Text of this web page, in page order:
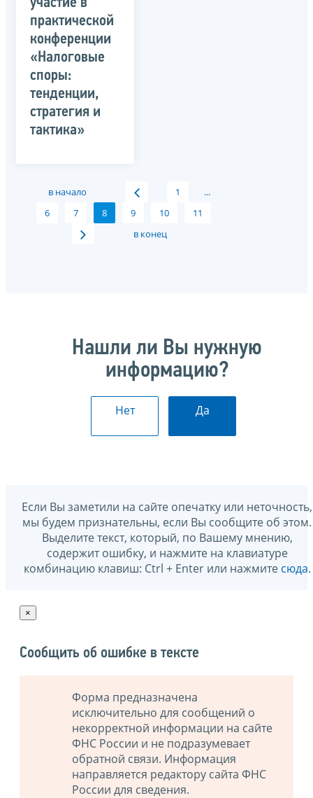
практической
конференции
«Налоговые
споры:
тенденции,
стратегия и
тактика»
в начало 1
...
6
7 8 9 10
11
в конец
Нашли ли Вы нужную
информацию?
Нет Да
Если Вы заметили на сайте опечатку или неточность,
мы будем признательны, если Вы сообщите об этом.
Выделите текст, который, по Вашему мнению,
содержит ошибку, и нажмите на клавиатуре
комбинацию клавиш: Ctrl + Enter или нажмите сюда.
×
Сообщить об ошибке в тексте
Форма предназначена
исключительно для сообщений о
некорректной информации на сайте
ФНС России и не подразумевает
обратной связи. Информация
направляется редактору сайта ФНС
России для сведения.